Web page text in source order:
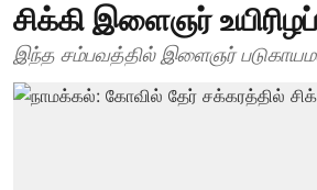
சிக்கி இளைஞர்
இந்த சம்பவத்தில் இளைஞர்